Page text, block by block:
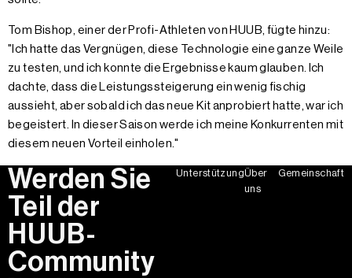
Tom Bishop, einer der Profi-Athleten von HUUB, fügte hinzu:
"Ich hatte das Vergnügen, diese Technologie eine ganze Weile
zu testen, und ich konnte die Ergebnisse kaum glauben. Ich
dachte, dass die Leistungssteigerung ein wenig fischig
aussieht, aber sobald ich das neue Kit anprobiert hatte, war ich
begeistert. In dieser Saison werde ich meine Konkurrenten mit
diesem neuen Vorteil einholen."
Werden Sie
Teil der
HUUB-
Community
UnterstützungÜber
uns
Gemeinschaft